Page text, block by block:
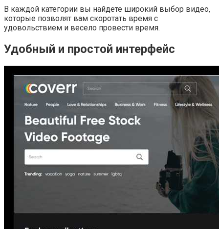
В каждой категории вы найдете широкий выбор видео,
которые позволят вам скоротать время с
удовольствием и весело провести время.
Удобный и простой интерфейс